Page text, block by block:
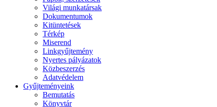
Világi munkatársak
Dokumentumok
Kitüntetések
Térkép
Miserend
Linkgyűjtemény
Nyertes pályázatok
Közbeszerzés
Adatvédelem
Gyűjteményeink
Bemutatás
Könyvtár